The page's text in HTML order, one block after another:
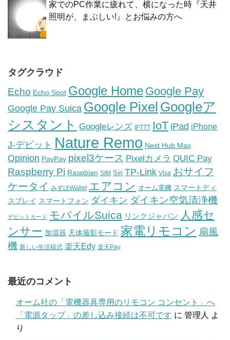
家でのPC作業に疲れて、横になった時『天井
照明が、まぶしい!』とお悩みの方へ
タグクラウド
Echo Echo Spot Google Home Google Pay
Google Pay Suica Google Pixel Googleア
シスタント Googleレンズ IFTTT IoT iPad iPhone
J-デビット Nature Remo Nest Hub Max
Opinion PayPay pixel3ケース Pixelカメラ QUIC Pay
Raspberry Pi Raspbian SIM Siri TP-Link Visa おサイフ
ケータイ みずほWallet エアコン オーム電機 スマートディ
スプレイ スマートフォン ダイキン ダイキン空気清浄機
デビットカード モバイルSuica リンクジャパン 人感セ
ンサー 加湿器 天体撮影モード 家電リモコン 扇風
機 新しい生活様式 楽天Edy 楽天Pay
最近のコメント
オーム社の「電機器具専用のリモコン コンセント」へ
「電源タップ」の差し込み接続は不可です に 管理人 よ
り